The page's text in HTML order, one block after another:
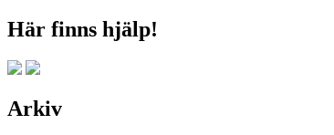
Här finns hjälp!
Arkiv